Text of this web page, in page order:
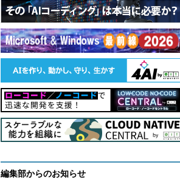
編集部からのお知らせ